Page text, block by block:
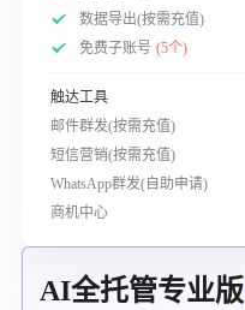
数据导出(按需充值)
免费子账号 (5个)
触达工具
邮件群发(按需充值)
短信营销(按需充值)
WhatsApp群发(自助申请)
商机中心
AI全托管专业版